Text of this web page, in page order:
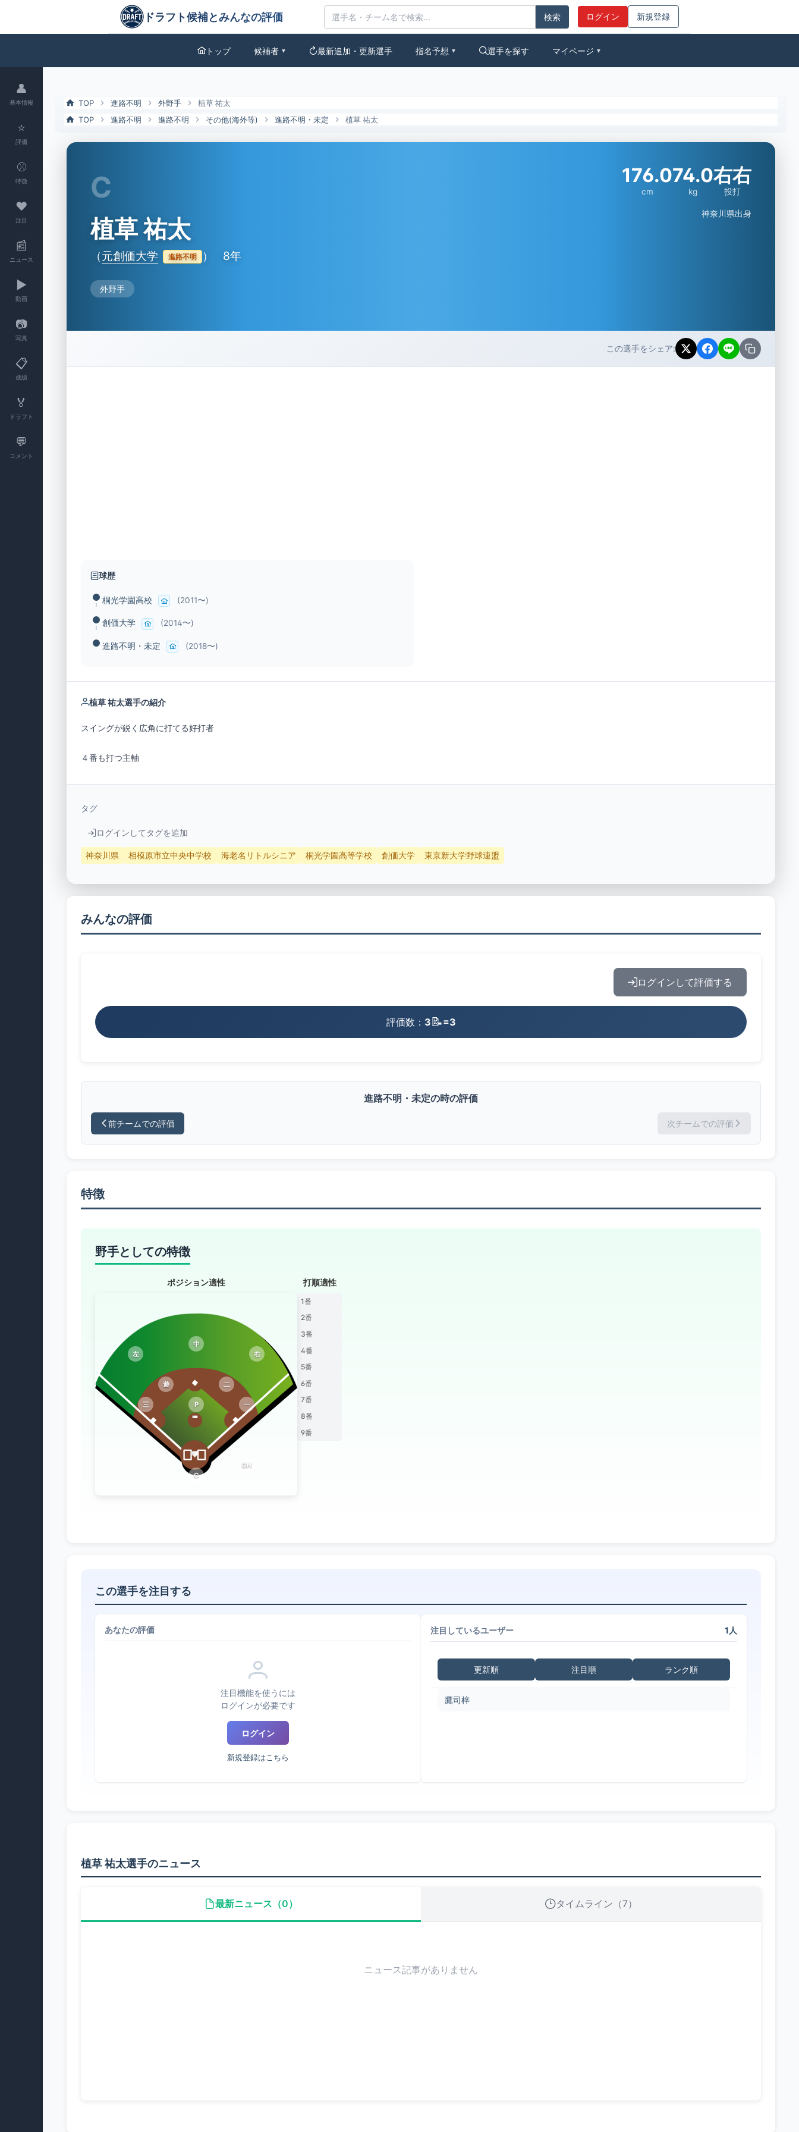
植草 祐太（元創価大）の特徴とドラフト評価 | ドラフト候補とみんなの評価
ドラフト候補とみんなの評価
ログイン 新規登録
トップ 候補者 ▼ 最新追加・更新選手 指名予想 ▼ 選手を探す マイページ ▼
👤
基本情報
⭐
評価
⚾
特徴
❤
注目
📰
ニュース
▶️
動画
📷
写真
📋
成績
🏅
ドラフト
💬
コメント
TOP 進路不明 外野手
植草 祐太
TOP
進路不明 進路不明 その他(海外等) 進路不明・未定 植草 祐太
C
植草 祐太
（元創価大学 進路不明 ） 8年
外野手
176.0
cm
74.0
kg
右右
投打
神奈川県出身
この選手をシェア:
球歴
桐光学園高校 (2011〜)
創価大学 (2014〜)
進路不明・未定 (2018〜)
植草 祐太選手の紹介
４番も打つ主軸
タグ
ログインしてタグを追加
神奈川県 相模原市立中央中学校 海老名リトルシニア 桐光学園高等学校 創価大学 東京新大学野球連盟
みんなの評価
ログインして評価する
評価数： 3📝=3
進路不明・未定の時の評価
前チームでの評価 次チームでの評価
特徴
野手としての特徴
ポジション適性
P
C
一
二
三
遊
左
中
右
DH
打順適性
1番
2番
3番
4番
5番
6番
7番
8番
9番
この選手を注目する
あなたの評価
注目機能を使うには
ログインが必要です
ログイン
新規登録はこちら
注目しているユーザー 1人
更新順 注目順 ランク順
鷹司梓
植草 祐太選手のニュース
最新ニュース（0） タイムライン（7）
ニュース記事がありません